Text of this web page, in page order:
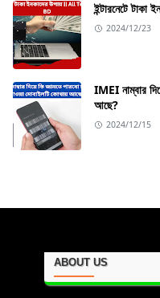
ইন্টারনেটে
2024/12/23
IMEI নাম্বার
আছে?
2024/12/15
ABOUT US